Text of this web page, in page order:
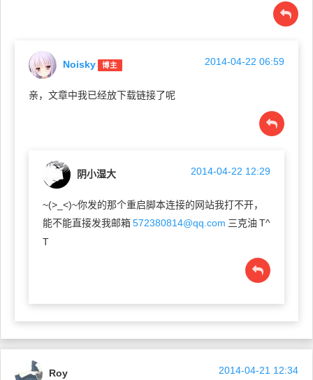
Noisky 博主 2014-04-22 06:59
亲，文章中我已经放下载链接了呢
阴小湿大 2014-04-22 12:29
~(>_<)~你发的那个重启脚本连接的网站我打不开，
能不能直接发我邮箱572380814@qq.com 三克油 T^
T
Roy 2014-04-21 12:34